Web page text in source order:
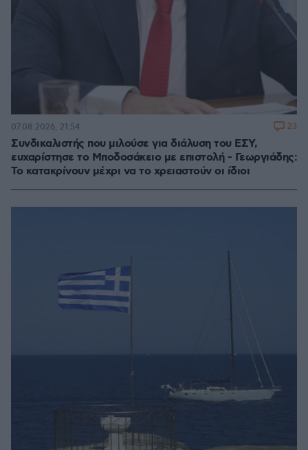
Συνδικαλιστής που μιλούσε για διάλυση του ΕΣΥ,
ευχαρίστησε το Μποδοσάκειο με επιστολή - Γεωργιάδης:
Το κατακρίνουν μέχρι να το χρειαστούν οι ίδιοι
07.08.2026, 21:54 23